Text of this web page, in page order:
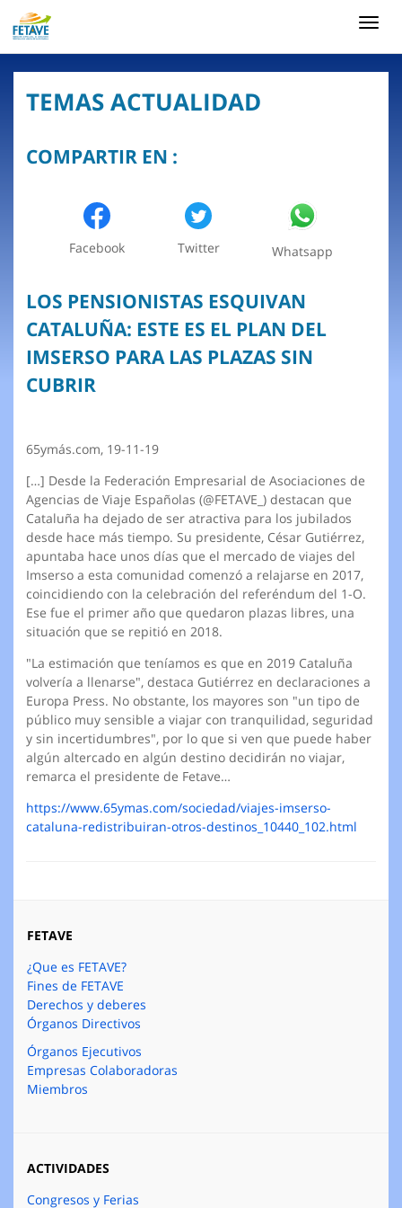
TEMAS ACTUALIDAD
COMPARTIR EN :
Facebook Twitter Whatsapp
LOS PENSIONISTAS ESQUIVAN
CATALUÑA: ESTE ES EL PLAN DEL
IMSERSO PARA LAS PLAZAS SIN
CUBRIR
65ymás.com, 19-11-19
[…] Desde la Federación Empresarial de Asociaciones de
Agencias de Viaje Españolas (@FETAVE_) destacan que
Cataluña ha dejado de ser atractiva para los jubilados
desde hace más tiempo. Su presidente, César Gutiérrez,
apuntaba hace unos días que el mercado de viajes del
Imserso a esta comunidad comenzó a relajarse en 2017,
coincidiendo con la celebración del referéndum del 1-O.
Ese fue el primer año que quedaron plazas libres, una
situación que se repitió en 2018.
"La estimación que teníamos es que en 2019 Cataluña
volvería a llenarse", destaca Gutiérrez en declaraciones a
Europa Press. No obstante, los mayores son "un tipo de
público muy sensible a viajar con tranquilidad, seguridad
y sin incertidumbres", por lo que si ven que puede haber
algún altercado en algún destino decidirán no viajar,
remarca el presidente de Fetave…
https://www.65ymas.com/sociedad/viajes-imserso-
cataluna-redistribuiran-otros-destinos_10440_102.html
FETAVE
¿Que es FETAVE?
Fines de FETAVE
Derechos y deberes
Órganos Directivos
Órganos Ejecutivos
Empresas Colaboradoras
Miembros
ACTIVIDADES
Congresos y Ferias